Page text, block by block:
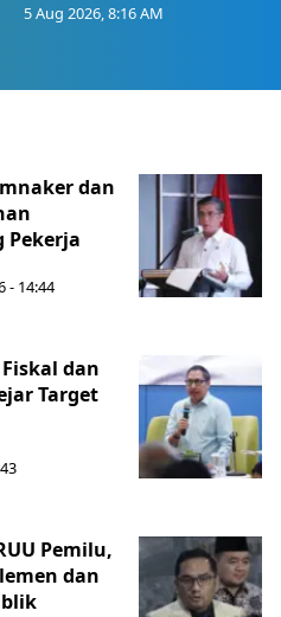
5 Aug 2026, 8:16 AM
dan
Pekerja
- 14:44
dan
Target
Pemilu,
dan